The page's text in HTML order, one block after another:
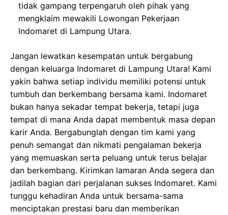
tidak gampang terpengaruh oleh pihak yang
mengklaim mewakili Lowongan Pekerjaan
Indomaret di Lampung Utara.
Jangan lewatkan kesempatan untuk bergabung
dengan keluarga Indomaret di Lampung Utara! Kami
yakin bahwa setiap individu memiliki potensi untuk
tumbuh dan berkembang bersama kami. Indomaret
bukan hanya sekadar tempat bekerja, tetapi juga
tempat di mana Anda dapat membentuk masa depan
karir Anda. Bergabunglah dengan tim kami yang
penuh semangat dan nikmati pengalaman bekerja
yang memuaskan serta peluang untuk terus belajar
dan berkembang. Kirimkan lamaran Anda segera dan
jadilah bagian dari perjalanan sukses Indomaret. Kami
tunggu kehadiran Anda untuk bersama-sama
menciptakan prestasi baru dan memberikan